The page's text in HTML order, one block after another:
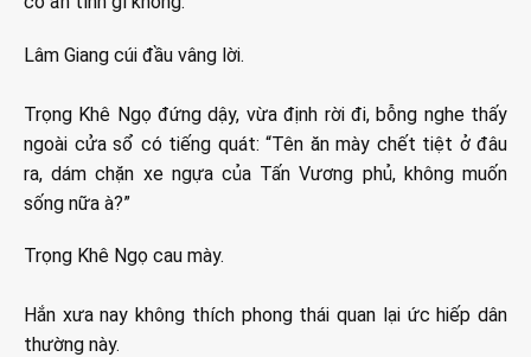
Lâm Giang cúi đầu vâng lời.
Trọng Khê Ngọ đứng dậy, vừa định rời đi, bỗng nghe thấy
ngoài cửa sổ có tiếng quát: “Tên ăn mày chết tiệt ở đâu
ra, dám chặn xe ngựa của Tấn Vương phủ, không muốn
sống nữa à?”
Trọng Khê Ngọ cau mày.
Hắn xưa nay không thích phong thái quan lại ức hiếp dân
thường này.